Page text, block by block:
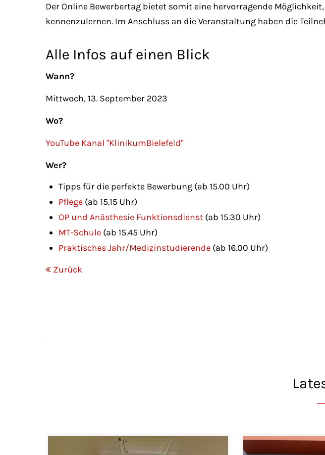
Der Online Bewerbertag bietet somit eine hervorragende
kennenzulernen. Im Anschluss an die Veranstaltung haben die
Alle Infos auf einen Blick
Wann?
Mittwoch, 13. September 2023
Wo?
YouTube Kanal "KlinikumBielefeld"
Wer?
Tipps für die perfekte Bewerbung (ab 15.00 Uhr)
Pflege (ab 15.15 Uhr)
OP und Anästhesie Funktionsdienst (ab 15.30 Uhr)
MT-Schule (ab 15.45 Uhr)
Praktisches Jahr/Medizinstudierende (ab 16.00 Uhr)
Zurück